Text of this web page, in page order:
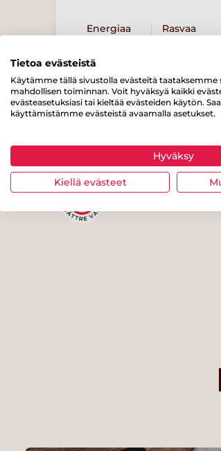
Energiaa
Rasvaa
josta
sokereita
0 g
Kuitua
0 g
Tästä merkistä
Tietoa evästeistä
Käytämme tällä sivustolla evästeitä taataksemme
mahdollisen toiminnan. Voit hyväksyä kaikki
evästeasetuksiasi tai kieltää evästeiden käytön.
käyttämistämme evästeistä avaamalla asetukset.
Hyväksy
Kiellä evästeet